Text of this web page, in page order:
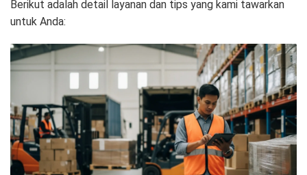
Berikut adalah detail layanan dan tips yang kami tawarkan
untuk Anda: